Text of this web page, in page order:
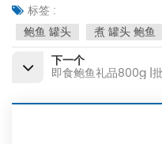
标签 :
鲍鱼 罐头
煮 罐头 鲍鱼
下一个
即食鲍鱼礼品800g |